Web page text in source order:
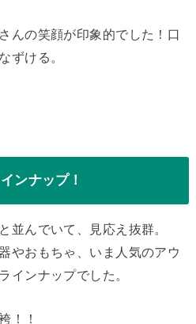
んの笑顔が印象的でした！口
ずける。
ンナップ！
並んでいて、見応え抜群。
やおもちゃ、いま人気のアウ
インナップでした。
！！